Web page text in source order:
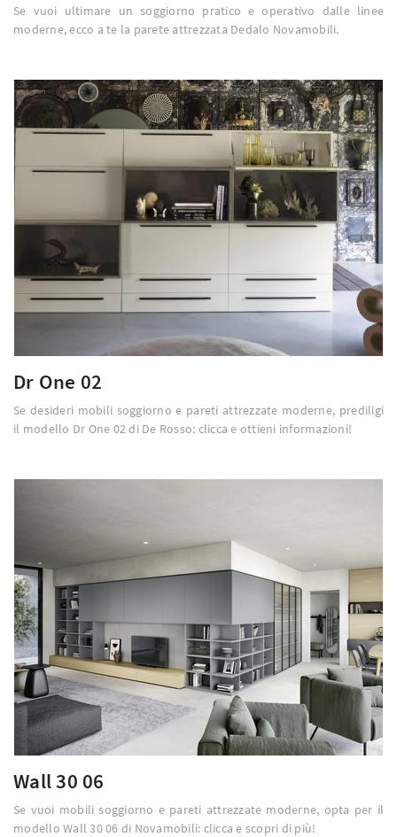
Se vuoi ultimare un soggiorno pratico e operativo dalle linee
moderne, ecco a te la parete attrezzata Dedalo Novamobili.
Dr One 02
Se desideri mobili soggiorno e pareti attrezzate moderne, prediligi
il modello Dr One 02 di De Rosso: clicca e ottieni informazioni!
Wall 30 06
Se vuoi mobili soggiorno e pareti attrezzate moderne, opta per il
modello Wall 30 06 di Novamobili: clicca e scopri di più!